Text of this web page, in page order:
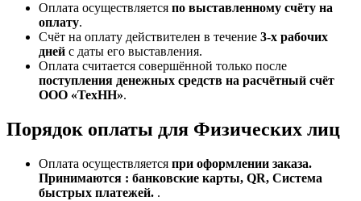
Оплата осуществляется по выставленному счёту на
оплату.
Счёт на оплату действителен в течение 3‑х рабочих
дней с даты его выставления.
Оплата считается совершённой только после
поступления денежных средств на расчётный счёт
ООО «ТехНН».
Порядок оплаты для Физических лиц
Оплата осуществляется при оформлении заказа.
Принимаются : банковские карты, QR, Система
быстрых платежей. .